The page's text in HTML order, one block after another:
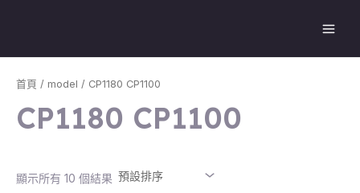
首頁 / model / CP1180 CP1100
CP1180 CP1100
顯示所有 10 個結果